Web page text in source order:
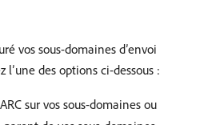
vos sous-domaines d’envoi
l’une des options ci-dessous :
sur vos sous-domaines ou